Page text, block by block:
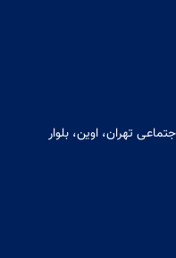
تهران، اوین، بلوار